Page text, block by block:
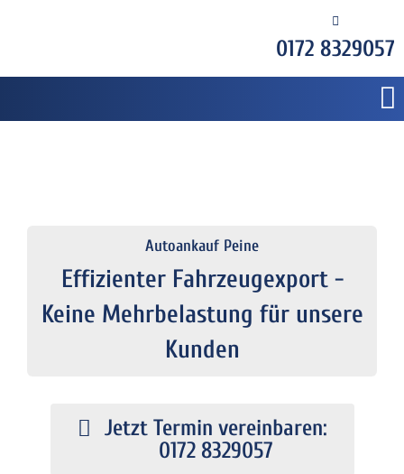
0172 8329057
Autoankauf Peine
Effizienter Fahrzeugexport -
Keine Mehrbelastung für unsere
Kunden
Jetzt Termin vereinbaren:
0172 8329057